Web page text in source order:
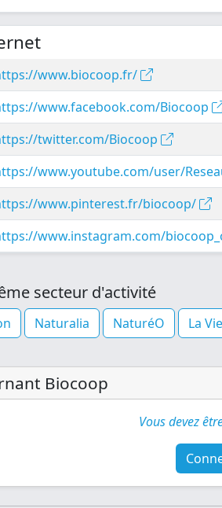
www.biocoop.fr/
www.facebook.com/Biocoop
twitter.com/Biocoop
www.youtube.com/user/
www.pinterest.fr/biocoop/
www.instagram.com/
secteur d'activité
Naturalia NaturéO La
Biocoop
Vous devez